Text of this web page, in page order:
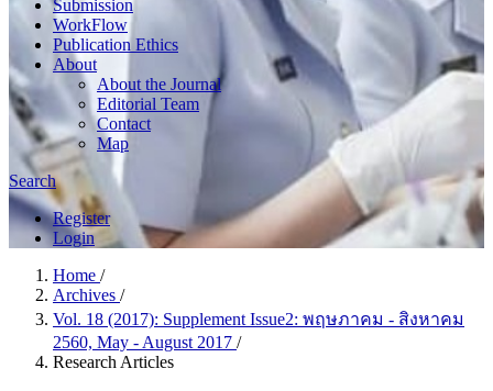
Submission
WorkFlow
Publication Ethics
About
About the Journal
Editorial Team
Contact
Map
Search
Register
Login
Home /
Archives /
Vol. 18 (2017): Supplement Issue2: พฤษภาคม - สิงหาคม
2560, May - August 2017 /
Research Articles